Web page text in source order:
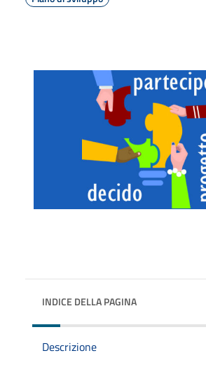
INDICE DELLA PAGINA
Descrizione